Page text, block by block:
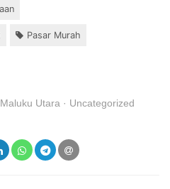
Pasar Murah
Maluku Utara Uncategorized